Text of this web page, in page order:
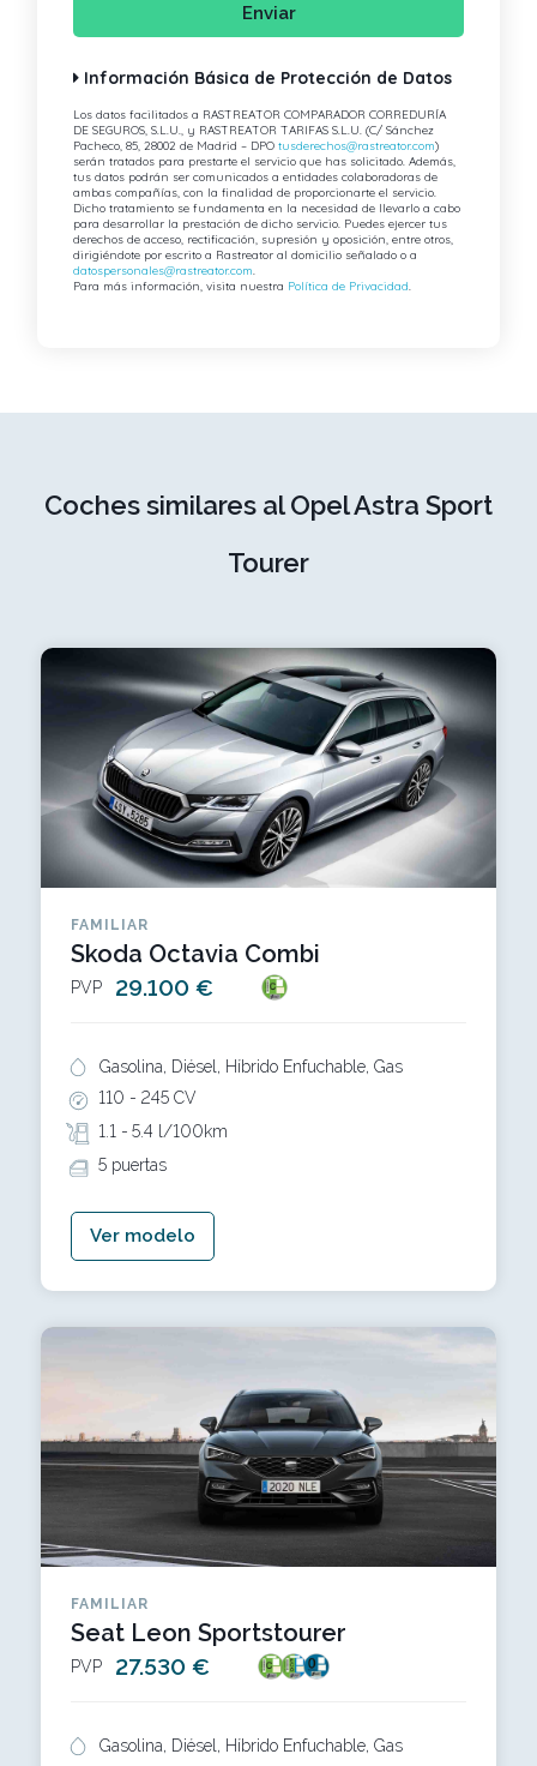
Enviar
Información Básica de Protección de Datos
Los datos facilitados a RASTREATOR COMPARADOR CORREDURÍA
DE SEGUROS, S.L.U., y RASTREATOR TARIFAS S.L.U. (C/ Sánchez
Pacheco, 85, 28002 de Madrid – DPOtusderechos@rastreator.com)
serán tratados para prestarte el servicio que has solicitado. Además,
tus datos podrán ser comunicados a entidades colaboradoras de
ambas compañías, con la finalidad de proporcionarte el servicio.
Dicho tratamiento se fundamenta en la necesidad de llevarlo a cabo
para desarrollar la prestación de dicho servicio. Puedes ejercer tus
derechos de acceso, rectificación, supresión y oposición, entre otros,
dirigiéndote por escrito a Rastreator al domicilio señalado o a
datospersonales@rastreator.com.
Para más información, visita nuestra Política de Privacidad.
Coches similares al Opel Astra Sport
Tourer
FAMILIAR
Skoda Octavia Combi
PVP 29.100 €
Gasolina, Diésel, Híbrido Enfuchable, Gas
110 - 245 CV
1.1 - 5.4 l/100km
5 puertas
Ver modelo
FAMILIAR
Seat Leon Sportstourer
PVP 27.530 €
Gasolina, Diésel, Híbrido Enfuchable, Gas